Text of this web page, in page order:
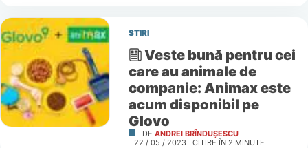
STIRI
Veste bună pentru cei
care au animale de
companie: Animax este
acum disponibil pe
Glovo
DE ANDREI BRÎNDUȘESCU
22 / 05 / 2023
CITIRE ÎN 2 MINUTE